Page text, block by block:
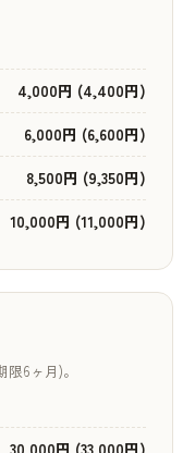
4,000円 (4,400円)
6,000円 (6,600円)
8,500円 (9,350円)
10,000円 (11,000円)
6ヶ月)。
30,000円 (33,000円)